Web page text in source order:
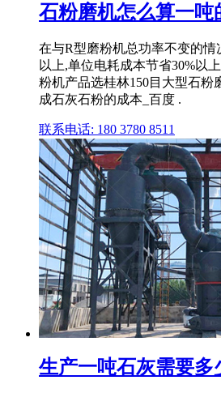
石粉磨机怎么算一吨
在与R型磨粉机总功率不变的情
以上,单位电耗成本节省30%以
粉机产品选桂林150目大型石粉
成石灰石粉的成本_百度 .
联系电话: 180 3780 8511
生产一吨石灰需要多